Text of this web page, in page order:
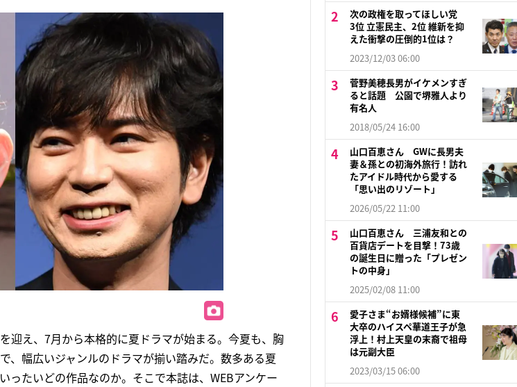
迎え、7月から本格的に夏ドラマが始まる。今夏も、胸
、幅広いジャンルのドラマが揃い踏みだ。数多ある夏
ったいどの作品なのか。そこで本誌は、WEBアンケー
次の政権を取ってほしい党
3位 立憲民主、2位 維新を抑
えた衝撃の圧倒的1位は？
2023/12/03 06:00
菅野美穂長男がイケメンすぎ
ると話題 公園で堺雅人より
有名人
2018/05/24 16:00
山口百恵さん GWに長男夫
妻＆孫との初海外旅行！訪れ
たアイドル時代から愛する
「思い出のリゾート」
2026/05/22 11:00
山口百恵さん 三浦友和との
百貨店デートを目撃！73歳
の誕生日に贈った「プレゼン
トの中身」
2025/02/08 11:00
愛子さま“お婿様候補”に東
大卒のハイスペ華道王子が急
浮上！村上天皇の末裔で祖母
は元副大臣
2023/03/15 06:00